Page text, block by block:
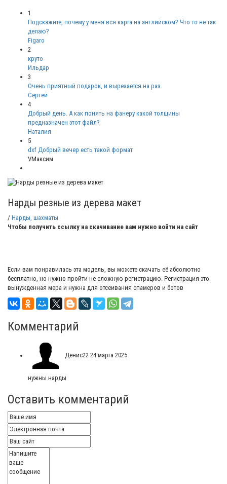
1
Подскажите, почему у меня вся карта на английском? Что то не так
делаю?
Figaro
2
круто
Ильдар
3
Очень приятный подарок, и вырезается на раз.
Сергей
4
Добрый день. А как понять на фанеру какой толщины
предназначен этот файл?
Наталия
5
dxf Добрый вечер есть такой формат
VМаксим
Нарды резные из дерева макет
/ Нарды, шахматы
Чтобы получить ссылку на скачивание вам нужно войти на сайт
Если вам понравилась эта модель, вы можете скачать её абсолютно
бесплатно, но нужно пройти не сложную регистрацию. Регистрация это
вынужденная мера и нужна для отсеивания спамеров и ботов
Комментарий
Денис22 24 марта 2025
нужны нарды
Оставить комментарий